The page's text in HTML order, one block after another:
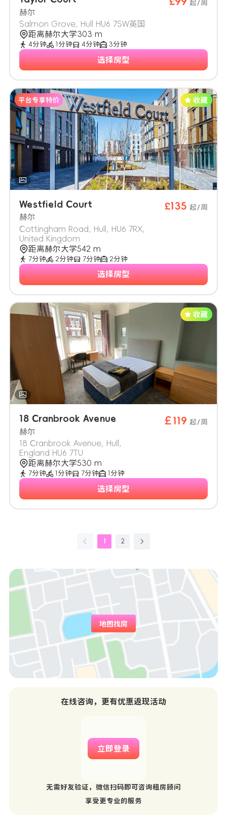
赫尔
Salmon Grove, Hull HU6 7SW英国
起/周
距离赫尔大学303 m
4分钟 1分钟 4分钟 3分钟
选择房型
Westfield Court
赫尔
Cottingham Road, Hull, HU6 7RX,
United Kingdom
£135 起/周
距离赫尔大学542 m
7分钟 2分钟 7分钟 2分钟
选择房型
18 Cranbrook Avenue
赫尔
18 Cranbrook Avenue, Hull,
England HU6 7TU
￡119 起/周
距离赫尔大学530 m
7分钟 1分钟 7分钟 1分钟
选择房型
1 2
地图找房
在线咨询，更有优惠返现活动
立即登录
无需好友验证，微信扫码即可咨询租房顾问
享受更专业的服务